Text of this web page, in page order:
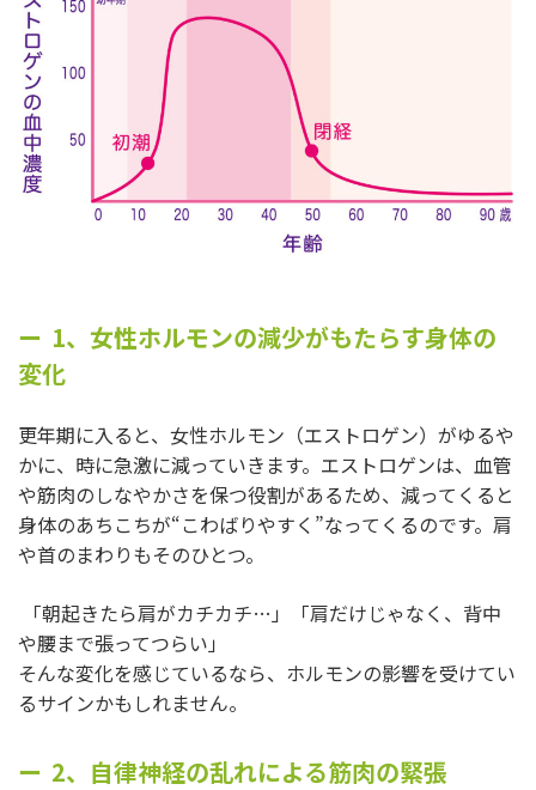
1、女性ホルモンの減少がもたらす身体の
変化
更年期に入ると、女性ホルモン（エストロゲン）がゆるや
かに、時に急激に減っていきます。エストロゲンは、血管
や筋肉のしなやかさを保つ役割があるため、減ってくると
身体のあちこちが“こわばりやすく”なってくるのです。肩
や首のまわりもそのひとつ。
「朝起きたら肩がカチカチ…」「肩だけじゃなく、背中
や腰まで張ってつらい」
そんな変化を感じているなら、ホルモンの影響を受けてい
るサインかもしれません。
2、自律神経の乱れによる筋肉の緊張